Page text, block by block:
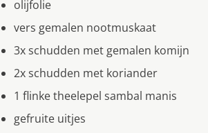
olijfolie
vers gemalen nootmuskaat
3x schudden met gemalen komijn
2x schudden met koriander
1 flinke theelepel sambal manis
gefruite uitjes